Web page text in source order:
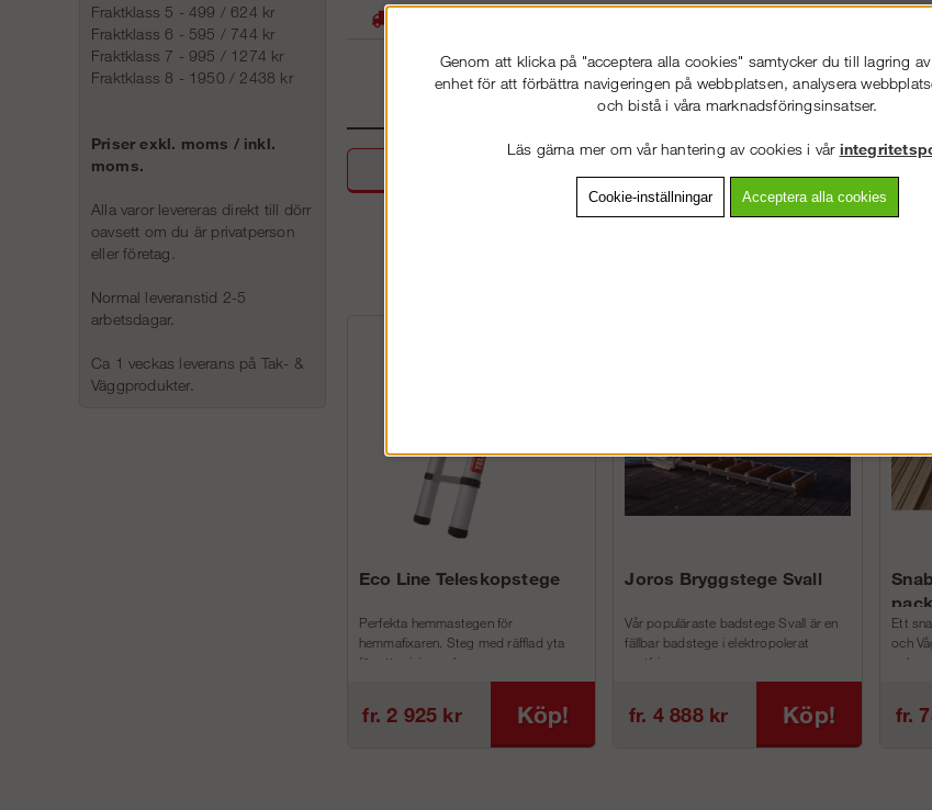
Fraktklass 5 - 499 / 624 kr
Fraktklass 6 - 595 / 744 kr
Fraktklass 7 - 995 / 1274 kr
Fraktklass 8 - 1950 / 2438 kr
Priser exkl. moms / inkl.
moms.
Alla varor levereras direkt till dörr
oavsett om du är privatperson
eller företag.
Normal leveranstid 2-5
arbetsdagar.
Ca 1 veckas leverans på Tak- &
Väggprodukter.
Detaljerad info
Eco Line Teleskopstege
Perfekta hemmastegen för
hemmafixaren. Steg med räfflad yta
för att minimera h...
fr. 2 925 kr Köp!
Joros Bryggstege Svall
Vår populäraste badstege Svall är en
fällbar badstege i elektropolerat
rostfri...
fr. 4 888 kr Köp!
Ett
och
och m...
fr.
Genom att klicka på "acceptera alla cookies" samtycker du till lagring
enhet för att förbättra navigeringen på webbplatsen, analysera
och bistå i våra marknadsföringsinsatser.
Läs gärna mer om vår hantering av cookies i vår
Cookie-inställningar Acceptera alla cookies
VÄLKOMMEN TILL